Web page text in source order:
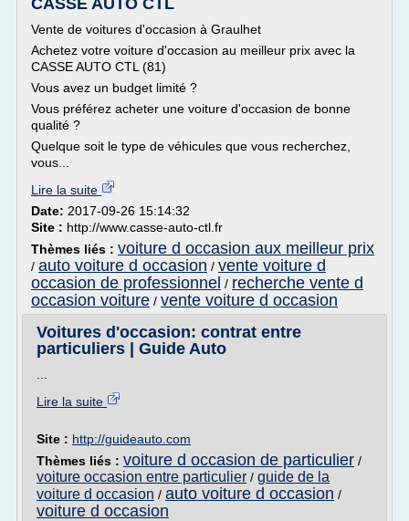
CASSE AUTO CTL
Vente de voitures d'occasion à Graulhet
Achetez votre voiture d'occasion au meilleur prix avec la
CASSE AUTO CTL (81)
Vous avez un budget limité ?
Vous préférez acheter une voiture d'occasion de bonne
qualité ?
Quelque soit le type de véhicules que vous recherchez,
vous...
Lire la suite
Date: 2017-09-26 15:14:32
Site : http://www.casse-auto-ctl.fr
Thèmes liés : voiture d occasion aux meilleur prix
/ auto voiture d occasion / vente voiture d
occasion de professionnel / recherche vente d
occasion voiture / vente voiture d occasion
Voitures d'occasion: contrat entre
particuliers | Guide Auto
Lire la suite
Site : http://guideauto.com
Thèmes liés : voiture d occasion de particulier /
voiture occasion entre particulier / guide de la
voiture d occasion / auto voiture d occasion /
voiture d occasion